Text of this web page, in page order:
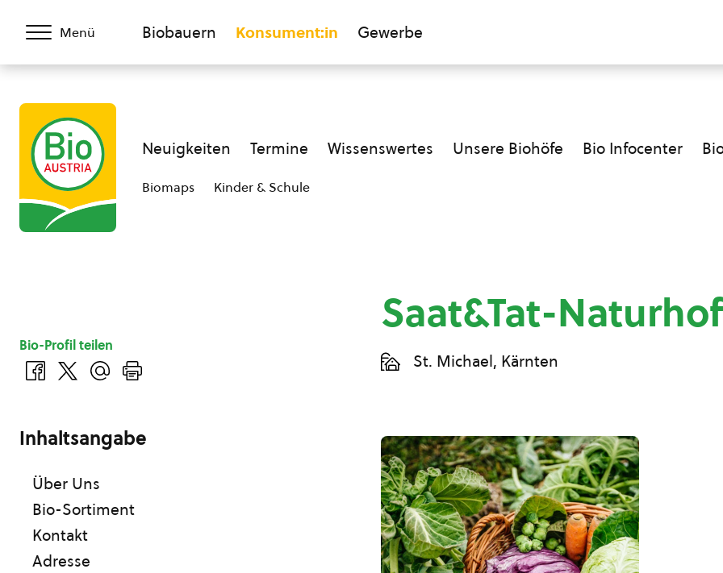
Menü Biobauern Konsument:in Gewerbe
Neuigkeiten Termine Wissenswertes Unsere Biohöfe Bio Infocenter
Biomaps Kinder & Schule
Saat&Tat-
St. Michael, Kärnten
Bio-Profil teilen
Inhaltsangabe
Über Uns
Bio-Sortiment
Kontakt
Adresse